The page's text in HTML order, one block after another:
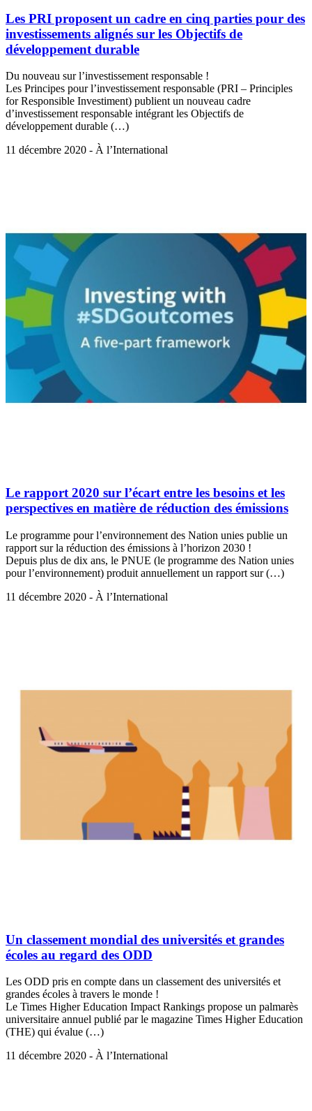
Les PRI proposent un cadre en cinq parties pour des
investissements alignés sur les Objectifs de
développement durable
Du nouveau sur l’investissement responsable !
Les Principes pour l’investissement responsable (PRI – Principles
for Responsible Investiment) publient un nouveau cadre
d’investissement responsable intégrant les Objectifs de
développement durable (…)
11 décembre 2020 - À l’International
Le rapport 2020 sur l’écart entre les besoins et les
perspectives en matière de réduction des émissions
Le programme pour l’environnement des Nation unies publie un
rapport sur la réduction des émissions à l’horizon 2030 !
Depuis plus de dix ans, le PNUE (le programme des Nation unies
pour l’environnement) produit annuellement un rapport sur (…)
11 décembre 2020 - À l’International
Un classement mondial des universités et grandes
écoles au regard des ODD
Les ODD pris en compte dans un classement des universités et
grandes écoles à travers le monde !
Le Times Higher Education Impact Rankings propose un palmarès
universitaire annuel publié par le magazine Times Higher Education
(THE) qui évalue (…)
11 décembre 2020 - À l’International